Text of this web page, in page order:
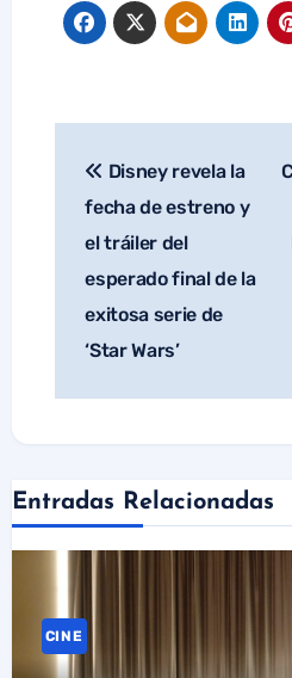
Navegación
de
Disney revela la
fecha de estreno y
el tráiler del
esperado final de la
exitosa serie de
‘Star Wars’
Entradas Relacionadas
CINE